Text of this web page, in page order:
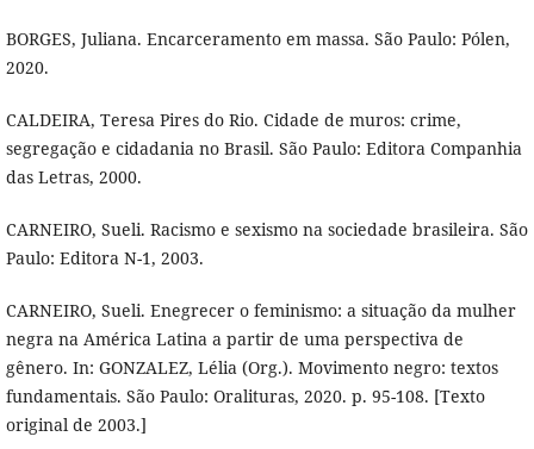
BORGES, Juliana. Encarceramento em massa. São Paulo: Pólen,
2020.
CALDEIRA, Teresa Pires do Rio. Cidade de muros: crime,
segregação e cidadania no Brasil. São Paulo: Editora Companhia
das Letras, 2000.
CARNEIRO, Sueli. Racismo e sexismo na sociedade brasileira. São
Paulo: Editora N-1, 2003.
CARNEIRO, Sueli. Enegrecer o feminismo: a situação da mulher
negra na América Latina a partir de uma perspectiva de
gênero. In: GONZALEZ, Lélia (Org.). Movimento negro: textos
fundamentais. São Paulo: Oralituras, 2020. p. 95-108. [Texto
original de 2003.]